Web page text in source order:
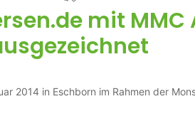
mit MMC
2014 in Eschborn im Rahmen der